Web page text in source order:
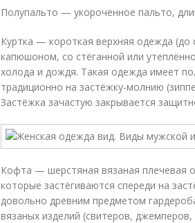
Полупальто — укороченное пальто,
Куртка — короткая верхняя одежда
капюшоном, со стёганной или
холода и дождя. Такая одежда имеет
традиционно на застёжку-молнию
Застёжка зачастую закрывается
Кофта — шерстяная вязаная плечевая
которые застёгиваются спереди на
довольно древним предметом
вязаных изделий (свитеров, джемперов,